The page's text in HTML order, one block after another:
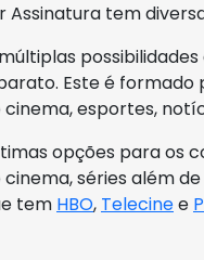
Assinatura tem
possibilidades
Este é formado
cinema, esportes,
opções para os
cinema, séries além
tem HBO, Telecinee